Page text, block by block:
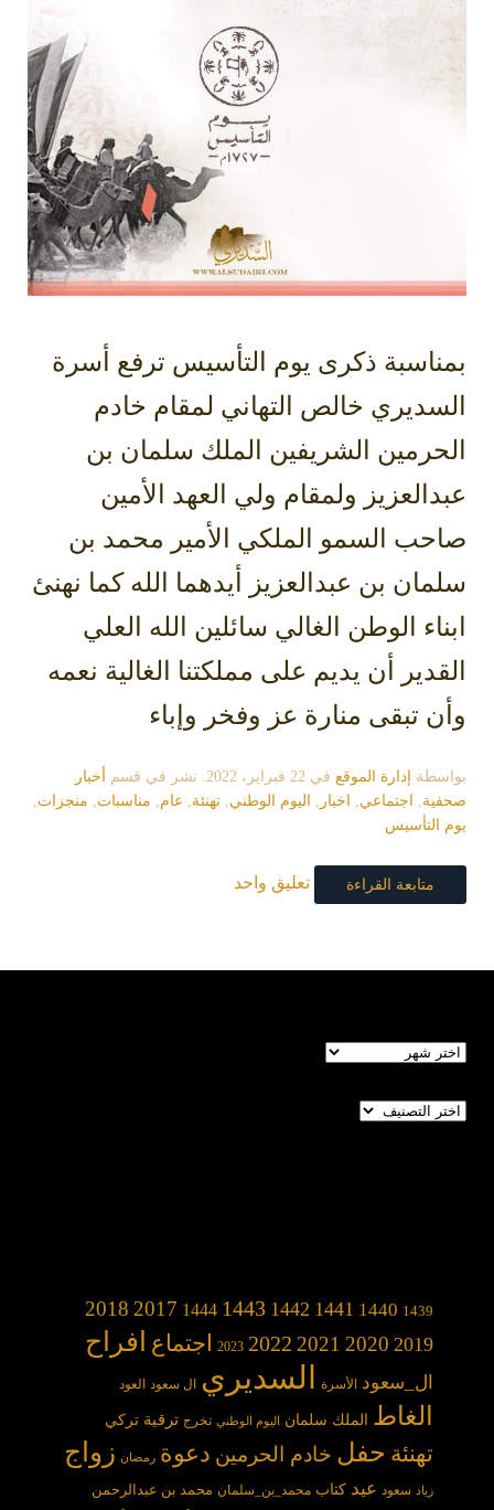
بمناسبة ذكرى يوم التأسيس ترفع أسرة
السديري خالص التهاني لمقام خادم
الحرمين الشريفين الملك سلمان بن
عبدالعزيز ولمقام ولي العهد الأمين
صاحب السمو الملكي الأمير محمد بن
سلمان بن عبدالعزيز أيدهما الله كما نهنئ
ابناء الوطن الغالي سائلين الله العلي
القدير أن يديم على مملكتنا الغالية نعمه
وأن تبقى منارة عز وفخر وإباء
بواسطة إدارة الموقع في 22 فبراير، 2022 . نشر في قسم
أخبار
صحفية
اجتماعي اخبار اليوم الوطني تهنئة عام مناسبات منجزات
يوم التأسيس
متابعة القراءة تعليق واحد
الأرشيف
تصنيفات
1439
1440
1441
1442
1443
1444
2017
2018
2019
2020
2021
2022
2023 اجتماع افراح
ال_سعود الأسرة السديري ال سعود العود
الغاط الملك سلمان اليوم الوطني تخرج ترقية تركي
تهنئة حفل خادم الحرمين دعوة رمضان زواج
زياد سعود عيد كتاب محمد_بن_سلمان محمد بن عبدالرحمن